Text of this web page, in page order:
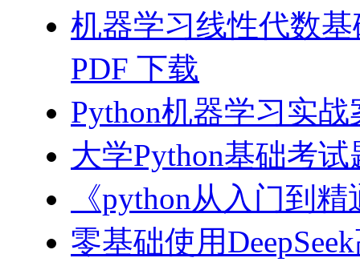
机器学习线性代数
PDF 下载
Python机器学习实
大学Python基础考
《python从入门到
零基础使用